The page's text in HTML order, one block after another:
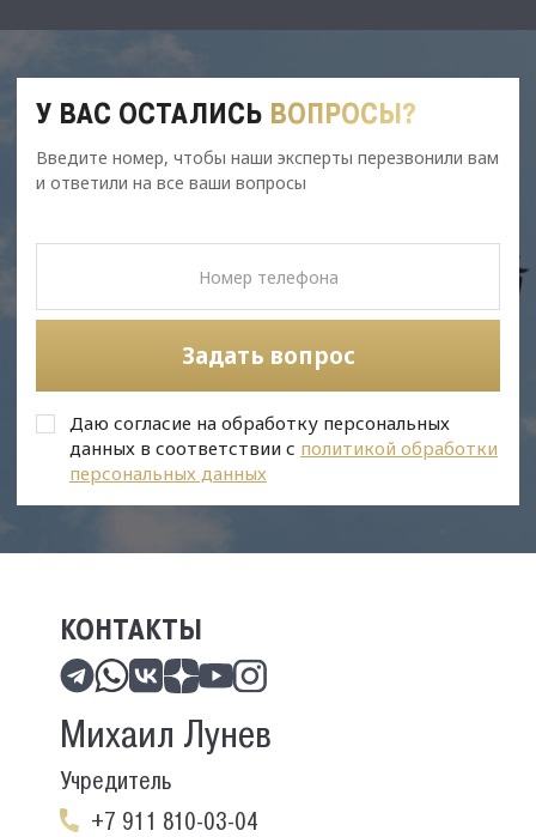
У ВАС ОСТАЛИСЬ ВОПРОСЫ?
Введите номер, чтобы наши эксперты перезвонили вам
и ответили на все ваши вопросы
Задать вопрос
Даю согласие на обработку персональных
данных в соответствии с политикой обработки
персональных данных
КОНТАКТЫ
Михаил Лунев
Учредитель
+7 911 810-03-04